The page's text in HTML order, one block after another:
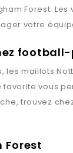
Forest. Les
votre
les maillots
vous
trouvez